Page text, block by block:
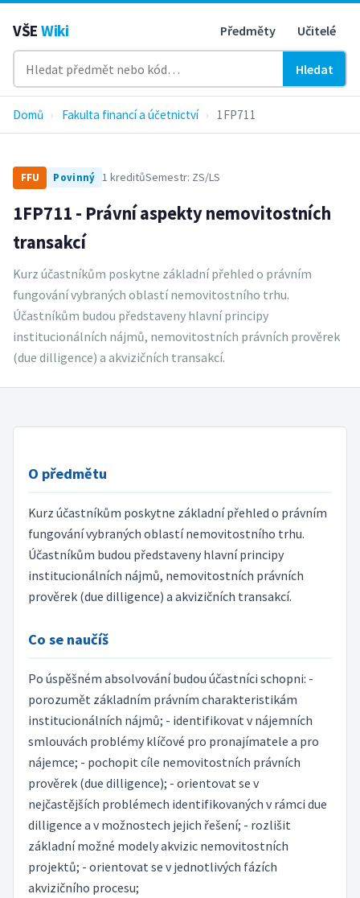
VŠE Wiki Předměty Učitelé
Hledat
Domů › Fakulta financí a účetnictví › 1FP711
FFU Povinný 1 kreditůSemestr: ZS/LS
1FP711 - Právní aspekty nemovitostních
transakcí
Kurz účastníkům poskytne základní přehled o právním
fungování vybraných oblastí nemovitostního trhu.
Účastníkům budou představeny hlavní principy
institucionálních nájmů, nemovitostních právních prověrek
(due dilligence) a akvizičních transakcí.
O předmětu
Kurz účastníkům poskytne základní přehled o právním
fungování vybraných oblastí nemovitostního trhu.
Účastníkům budou představeny hlavní principy
institucionálních nájmů, nemovitostních právních
prověrek (due dilligence) a akvizičních transakcí.
Co se naučíš
Po úspěšném absolvování budou účastníci schopni: -
porozumět základním právním charakteristikám
institucionálních nájmů; - identifikovat v nájemních
smlouvách problémy klíčové pro pronajímatele a pro
nájemce; - pochopit cíle nemovitostních právních
prověrek (due dilligence); - orientovat se v
nejčastějších problémech identifikovaných v rámci due
dilligence a v možnostech jejich řešení; - rozlišit
základní možné modely akvizic nemovitostních
projektů; - orientovat se v jednotlivých fázích
akvizičního procesu;